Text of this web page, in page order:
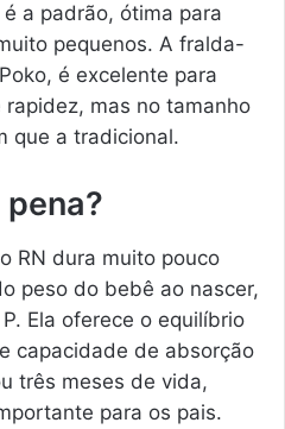
a padrão, ótima para
pequenos. A fralda-
é excelente para
mas no tamanho
que a tradicional.
pena?
RN dura muito pouco
peso do bebê ao nascer,
Ela oferece o equilíbrio
capacidade de absorção
três meses de vida,
para os pais.